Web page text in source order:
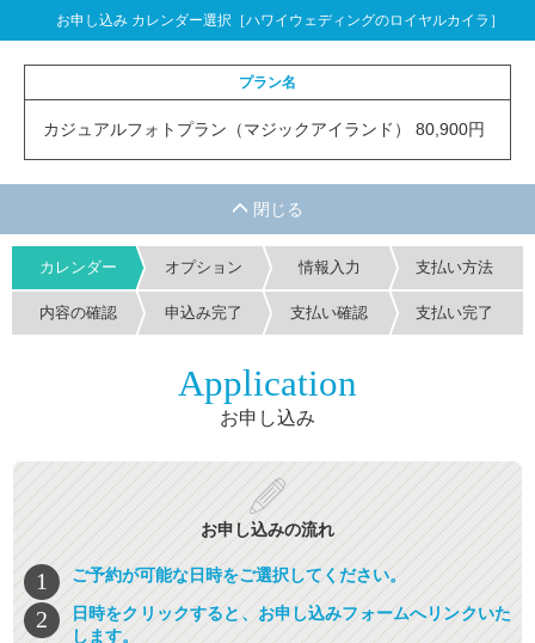
お申し込み カレンダー選択［ハワイウェディングのロイヤルカイラ］
プラン名
カジュアルフォトプラン（マジックアイランド） 80,900円
カレンダー オプション 情報入力 支払い方法
内容の確認 申込み完了 支払い確認 支払い完了
Application
お申し込み
お申し込みの流れ
ご予約が可能な日時をご選択してください。
日時をクリックすると、お申し込みフォームへリンクいた
します。